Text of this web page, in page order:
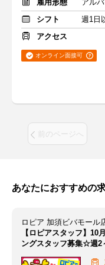
雇用形態
アル
シフト
週1日
アクセス
オンライン面接可
前のページへ
あなたにおすすめの
【ロピアスタッフ】10
ングスタッフ募集☆週2